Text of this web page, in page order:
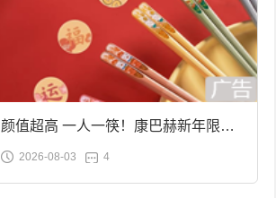
颜值超高 一人一筷！康巴赫新年限定
合金筷子大促：19.9元
2026-08-03 4